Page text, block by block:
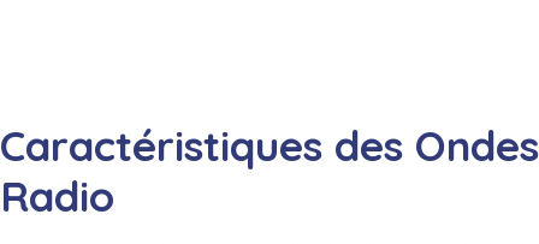
Caractéristiques des Ondes
Radio